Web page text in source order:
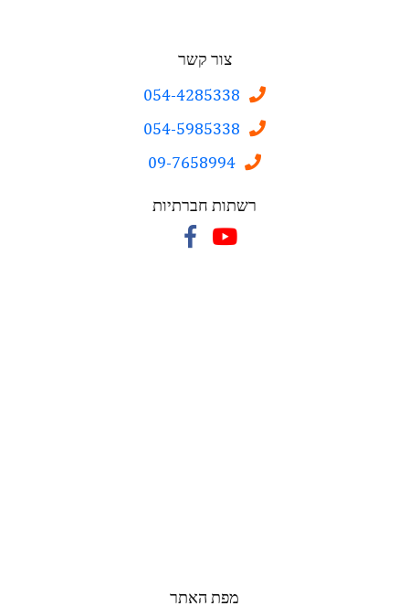
צור קשר
054-4285338
054-5985338
09-7658994
רשתות חברתיות
מפת האתר